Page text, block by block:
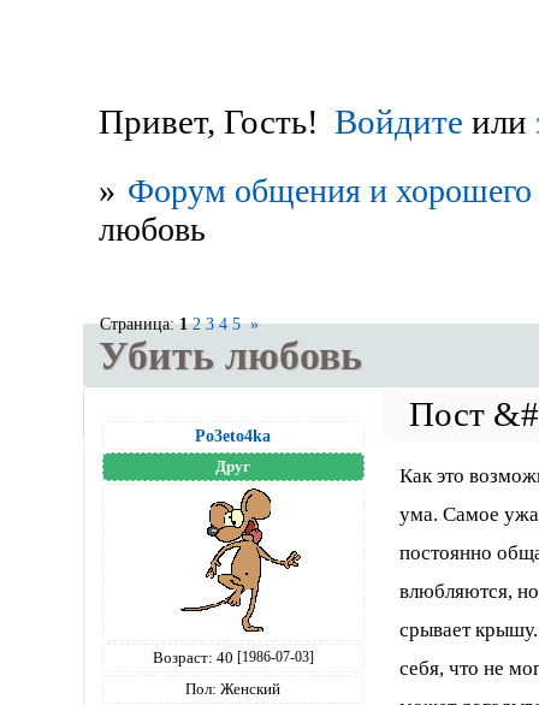
Привет, Гость! Войдите или
» Форум общения и хорошего
любовь
Убить любовь
Страница:1 2 3 4 5 »
Po3eto4ka
Друг
Возраст: 40 [1986-07-03]
Пол: Женский
Как это
ума. Самое
постоянно
влюбляются,
срывает
себя, что не